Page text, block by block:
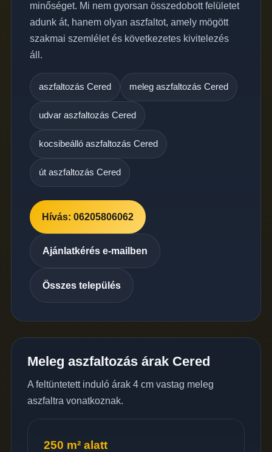
minőséget. Mi nem gyorsan összedobott felületet
adunk át, hanem olyan aszfaltot, amely mögött
szakmai szemlélet és következetes kivitelezés
áll.
aszfaltozás Cered meleg aszfaltozás Cered
udvar aszfaltozás Cered
kocsibeálló aszfaltozás Cered
út aszfaltozás Cered
Hívás: 06205806062
Ajánlatkérés e-mailben
Összes település
Meleg aszfaltozás árak Cered
A feltüntetett induló árak 4 cm vastag meleg
aszfaltra vonatkoznak.
250 m² alatt